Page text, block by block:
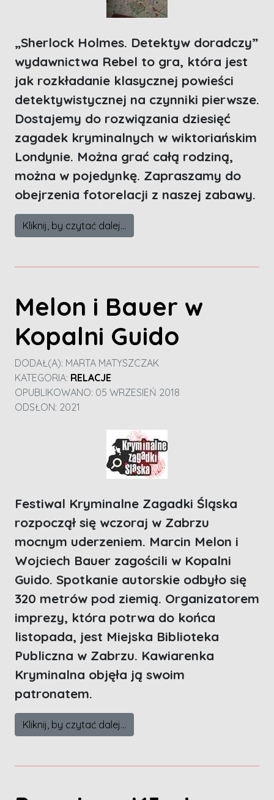
„Sherlock Holmes. Detektyw doradczy”
wydawnictwa Rebel to gra, która jest
jak rozkładanie klasycznej powieści
detektywistycznej na czynniki pierwsze.
Dostajemy do rozwiązania dziesięć
zagadek kryminalnych w wiktoriańskim
Londynie. Można grać całą rodziną,
można w pojedynkę. Zapraszamy do
obejrzenia fotorelacji z naszej zabawy.
Kliknij, by czytać dalej...
Melon i Bauer w
Kopalni Guido
DODAŁ(A): MARTA MATYSZCZAK
KATEGORIA: RELACJE
OPUBLIKOWANO: 05 WRZESIEŃ 2018
ODSŁON: 2021
Festiwal Kryminalne Zagadki Śląska
rozpoczął się wczoraj w Zabrzu
mocnym uderzeniem. Marcin Melon i
Wojciech Bauer zagościli w Kopalni
Guido. Spotkanie autorskie odbyło się
320 metrów pod ziemią. Organizatorem
imprezy, która potrwa do końca
listopada, jest Miejska Biblioteka
Publiczna w Zabrzu. Kawiarenka
Kryminalna objęła ją swoim
patronatem.
Kliknij, by czytać dalej...